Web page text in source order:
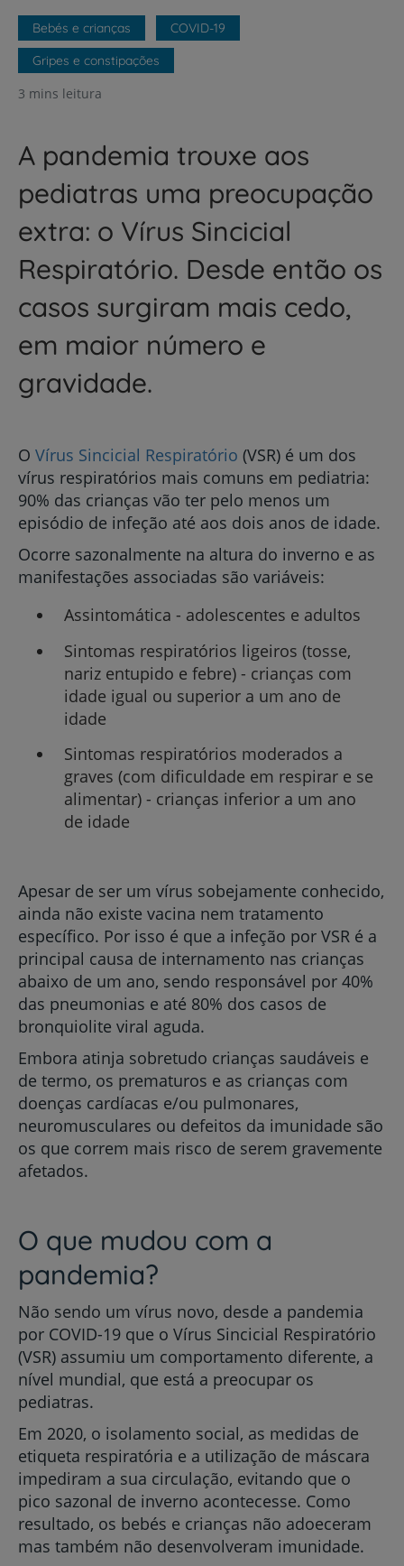
Bebés e crianças
COVID-19
Gripes e constipações
3 mins leitura
A pandemia trouxe aos
pediatras uma preocupação
extra: o Vírus Sincicial
Respiratório. Desde então os
casos surgiram mais cedo,
em maior número e
gravidade.
O Vírus Sincicial Respiratório (VSR) é um dos
vírus respiratórios mais comuns em pediatria:
90% das crianças vão ter pelo menos um
episódio de infeção até aos dois anos de idade.
Ocorre sazonalmente na altura do inverno e as
manifestações associadas são variáveis:
Assintomática - adolescentes e adultos
Sintomas respiratórios ligeiros (tosse,
nariz entupido e febre) - crianças com
idade igual ou superior a um ano de
idade
Sintomas respiratórios moderados a
graves (com dificuldade em respirar e se
alimentar) - crianças inferior a um ano
de idade
Apesar de ser um vírus sobejamente conhecido,
ainda não existe vacina nem tratamento
específico. Por isso é que a infeção por VSR é a
principal causa de internamento nas crianças
abaixo de um ano, sendo responsável por 40%
das pneumonias e até 80% dos casos de
bronquiolite viral aguda.
Embora atinja sobretudo crianças saudáveis e
de termo, os prematuros e as crianças com
doenças cardíacas e/ou pulmonares,
neuromusculares ou defeitos da imunidade são
os que correm mais risco de serem gravemente
afetados.
O que mudou com a
pandemia?
Não sendo um vírus novo, desde a pandemia
por COVID-19 que o Vírus Sincicial Respiratório
(VSR) assumiu um comportamento diferente, a
nível mundial, que está a preocupar os
pediatras.
Em 2020, o isolamento social, as medidas de
etiqueta respiratória e a utilização de máscara
impediram a sua circulação, evitando que o
pico sazonal de inverno acontecesse. Como
resultado, os bebés e crianças não adoeceram
mas também não desenvolveram imunidade.